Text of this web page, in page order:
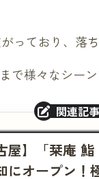
っており、落
で様々なシー
屋】「栞庵
にオープン！